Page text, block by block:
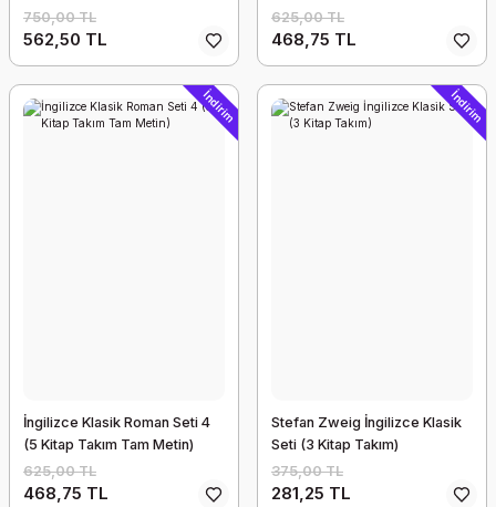
750,00 TL
562,50 TL
625,00 TL
468,75 TL
İndirim
İngilizce Klasik Roman Seti 4
(5 Kitap Takım Tam Metin)
625,00 TL
468,75 TL
İndirim
Stefan Zweig İngilizce Klasik
Seti (3 Kitap Takım)
375,00 TL
281,25 TL